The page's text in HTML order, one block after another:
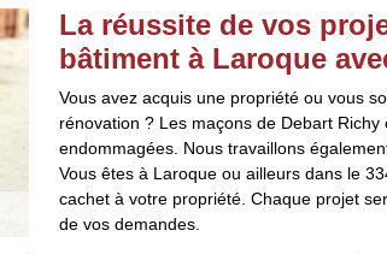
La réussite de vos
bâtiment à Laroque
Vous avez acquis une propriété ou vous
rénovation ? Les maçons de Debart
endommagées. Nous travaillons
Vous êtes à Laroque ou ailleurs dans le
cachet à votre propriété. Chaque projet
de vos demandes.